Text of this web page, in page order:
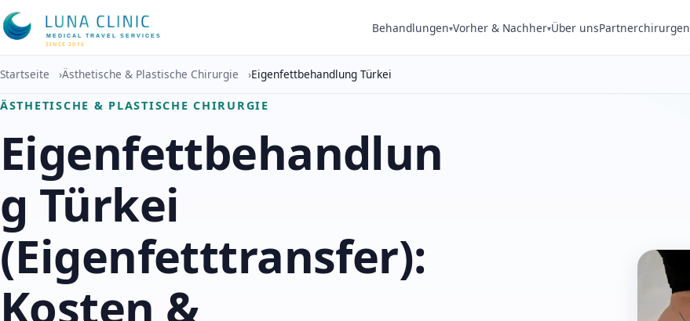
MEDICAL TRAVEL SERVICES
SINCE 2016
Behandlungen▾Vorher & Nachher▾Über unsPartnerchirurgen
Startseite ›Ästhetische & Plastische Chirurgie ›Eigenfettbehandlung Türkei
ÄSTHETISCHE & PLASTISCHE CHIRURGIE
Eigenfettbehandlun
g Türkei
(Eigenfetttransfer):
Kosten &